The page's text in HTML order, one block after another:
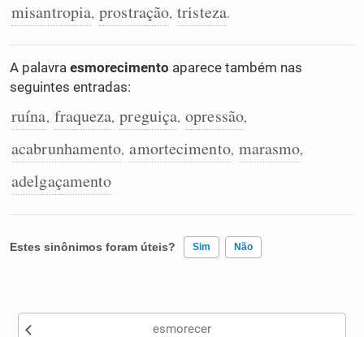
misantropia, prostração, tristeza.
A palavra esmorecimento aparece também nas
seguintes entradas:
ruína, fraqueza, preguiça, opressão,
acabrunhamento, amortecimento, marasmo,
adelgaçamento
Estes sinônimos foram úteis? Sim Não
Nenhum dos sinônimos apresentados me ajudou
esmorecer